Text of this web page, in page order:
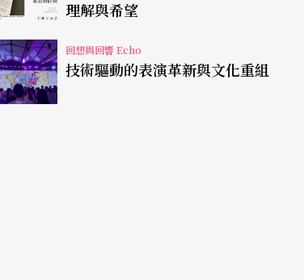
面對一個嚴重的事實──所有的觀衆，無論
理解與希望
回想與回響 Echo
技術驅動的表演革新與文化重組